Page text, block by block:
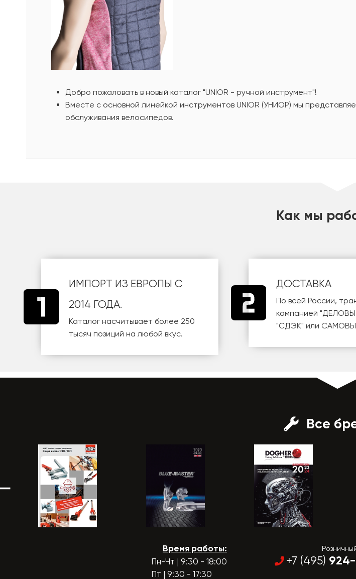
Добро пожаловать в новый каталог "UNIOR - ручной инструмент"!
Вместе с основной линейкой инструментов UNIOR (УНИОР) мы
обслуживания велосипедов.
Как мы
ИМПОРТ ИЗ ЕВРОПЫ С
2014 ГОДА.
Каталог насчитывает более 250
тысяч позиций на любой вкус.
ДОСТАВКА
По всей России,
компанией
"СДЭК" или
Все
Время работы:
Пн-Чт | 9:30 - 18:00
Пт | 9:30 - 17:30
+7 (495)